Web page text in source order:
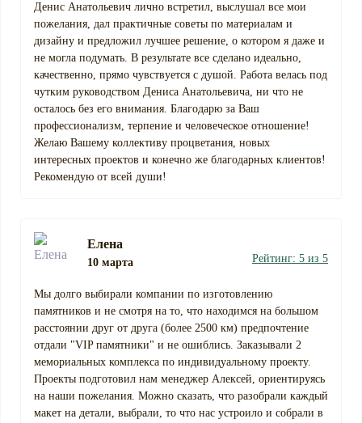
Денис Анатольевич лично встретил, выслушал все мои
пожелания, дал практичные советы по материалам и
дизайну и предложил лучшее решение, о котором я даже и
не могла подумать. В результате все сделано идеально,
качественно, прямо чувствуется с душой. Работа велась под
чутким руководством Дениса Анатольевича, ни что не
осталось без его внимания. Благодарю за Ваш
профессионализм, терпение и человеческое отношение!
Желаю Вашему коллективу процветания, новых
интересных проектов и конечно же благодарных клиентов!
Рекомендую от всей души!
Елена
10 марта Рейтинг: 5 из 5
Мы долго выбирали компании по изготовлению
памятников и не смотря на то, что находимся на большом
расстоянии друг от друга (более 2500 км) предпочтение
отдали "VIP памятники" и не ошиблись. Заказывали 2
мемориальных комплекса по индивидуальному проекту.
Проекты подготовил нам менеджер Алексей, ориентируясь
на наши пожелания. Можно сказать, что разобрали каждый
макет на детали, выбрали, то что нас устроило и собрали в